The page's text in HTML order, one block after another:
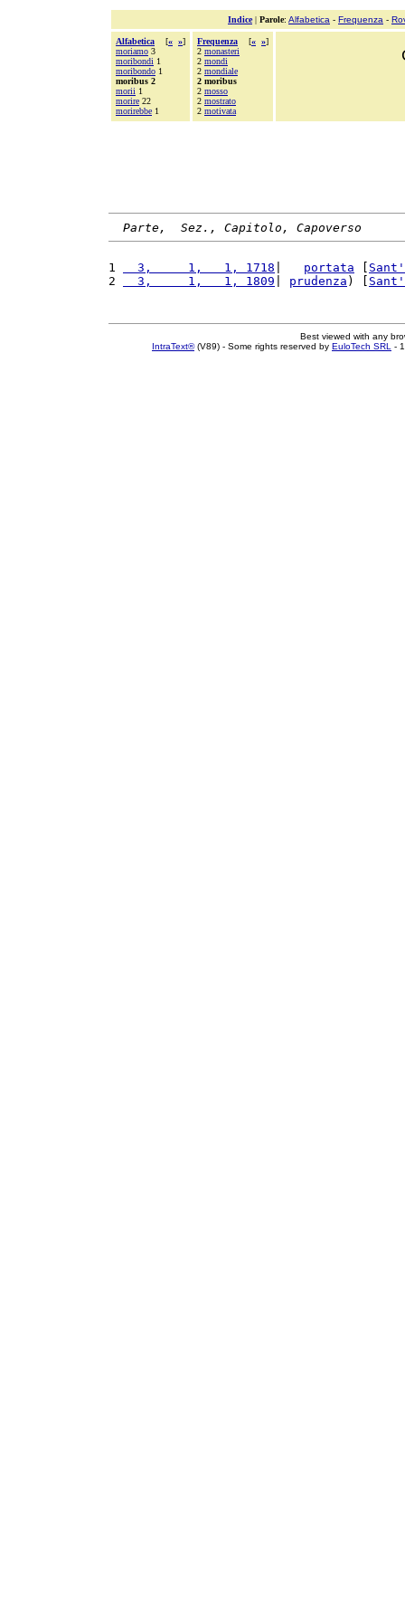
Indice| Parole: Alfabetica - Frequenza -
Alfabetica [« »]
moriamo 3
moribondi 1
moribondo 1
moribus 2
morii 1
morire 22
morirebbe 1
Frequenza [« »]
2 monasteri
2 mondi
2 mondiale
2 moribus
2 mosso
2 mostrato
2 motivata
Parte,  Sez., Capitolo, Capoverso
1
  3,     1,   1, 1718
portata
Sant'
2
  3,     1,   1, 1809
prudenza ) [ Sant'
Best viewed with any
IntraText®(V89) - Some rights reserved by EuloTech SRL -